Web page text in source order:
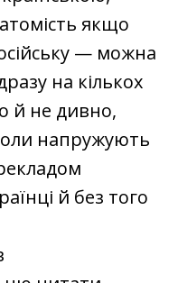
якщо
— можна
на кількох
й не дивно,
напружують
й без того